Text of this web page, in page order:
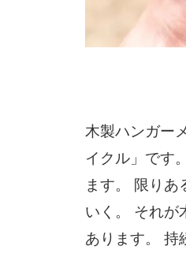
木製ハンガー
イクル」です
ます。 限り
いく。 それが
あります。 持